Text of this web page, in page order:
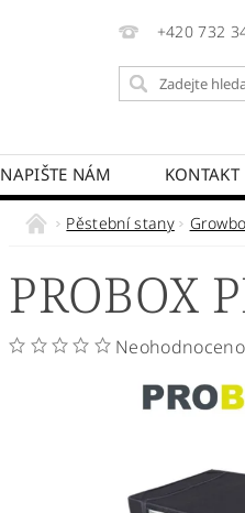
+420 732
NAPIŠTE NÁM KONTAKT
Pěstební stany
PROBOX
Neohodnoceno